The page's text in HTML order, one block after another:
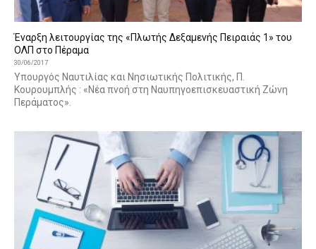
Έναρξη λειτουργίας της «Πλωτής Δεξαμενής Πειραιάς 1» του
ΟΛΠ στο Πέραμα
30/06/2017
Υπουργός Ναυτιλίας και Νησιωτικής Πολιτικής, Π.
Κουρουμπλής : «Νέα πνοή στη Ναυπηγοεπισκευαστική Ζώνη
Περάματος».